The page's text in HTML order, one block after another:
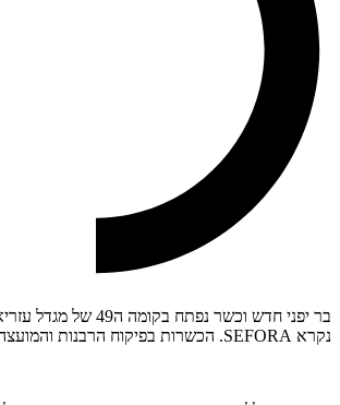
בר יפני חדש וכשר נפתח
נקרא SEFORA. הכשרות בפיקוח הרבנות והמועצה הדתית בתל אביב.